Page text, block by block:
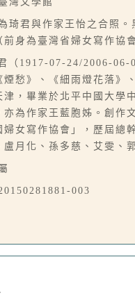
琦君與作家王怡之合照
身為臺灣省婦女寫作協
（1917-07-24/2006-06-
煙愁》、《細雨燈花落
津，畢業於北平中國大學
亦為作家王藍胞姊。創作
婦女寫作協會」，歷屆總
月化、孫多慈、艾雯、
003